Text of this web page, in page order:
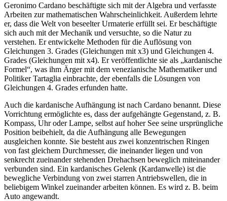
Geronimo Cardano beschäftigte sich mit der Algebra und verfasste
Arbeiten zur mathematischen Wahrscheinlichkeit. Außerdem lehrte
er, dass die Welt von beseelter Urmaterie erfüllt sei. Er beschäftigte
sich auch mit der Mechanik und versuchte, so die Natur zu
verstehen. Er entwickelte Methoden für die Auflösung von
Gleichungen 3. Grades (Gleichungen mit x3) und Gleichungen 4.
Grades (Gleichungen mit x4). Er veröffentlichte sie als „kardanische
Formel“, was ihm Ärger mit dem venezianische Mathematiker und
Politiker Tartaglia einbrachte, der ebenfalls die Lösungen von
Gleichungen 4. Grades erfunden hatte.
Auch die kardanische Aufhängung ist nach Cardano benannt. Diese
Vorrichtung ermöglichte es, dass der aufgehängte Gegenstand, z. B.
Kompass, Uhr oder Lampe, selbst auf hoher See seine ursprüngliche
Position beibehielt, da die Aufhängung alle Bewegungen
ausgleichen konnte. Sie besteht aus zwei konzentrischen Ringen
von fast gleichem Durchmesser, die ineinander liegen und von
senkrecht zueinander stehenden Drehachsen beweglich miteinander
verbunden sind. Ein kardanisches Gelenk (Kardanwelle) ist die
bewegliche Verbindung von zwei starren Antriebswellen, die in
beliebigem Winkel zueinander arbeiten können. Es wird z. B. beim
Auto angewandt.